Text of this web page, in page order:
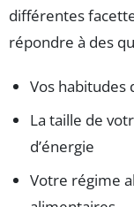
différentes
répondre à des
Vos habitudes
La taille de
d’énergie
Votre régime